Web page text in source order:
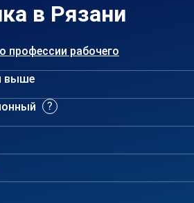
в Рязани
профессии рабочего
выше